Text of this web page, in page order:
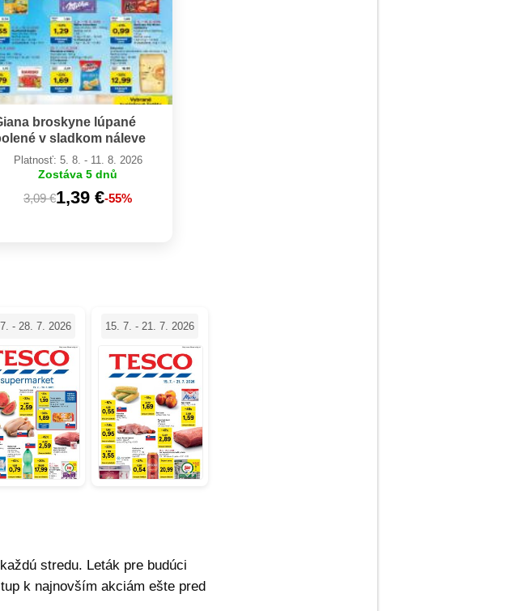
broskyne lúpané
v sladkom náleve
Platnosť: 5. 8. - 11. 8. 2026
Zostáva 5 dnů
3,09 €1,39 €-55%
- 28. 7. 2026 15. 7. - 21. 7. 2026
stredu. Leták pre budúci
k najnovším akciám ešte pred